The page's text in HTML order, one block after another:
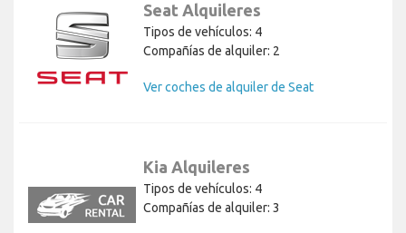
Seat Alquileres
Tipos de vehículos: 4
Compañías de alquiler: 2
Ver coches de alquiler de Seat
Kia Alquileres
Tipos de vehículos: 4
Compañías de alquiler: 3